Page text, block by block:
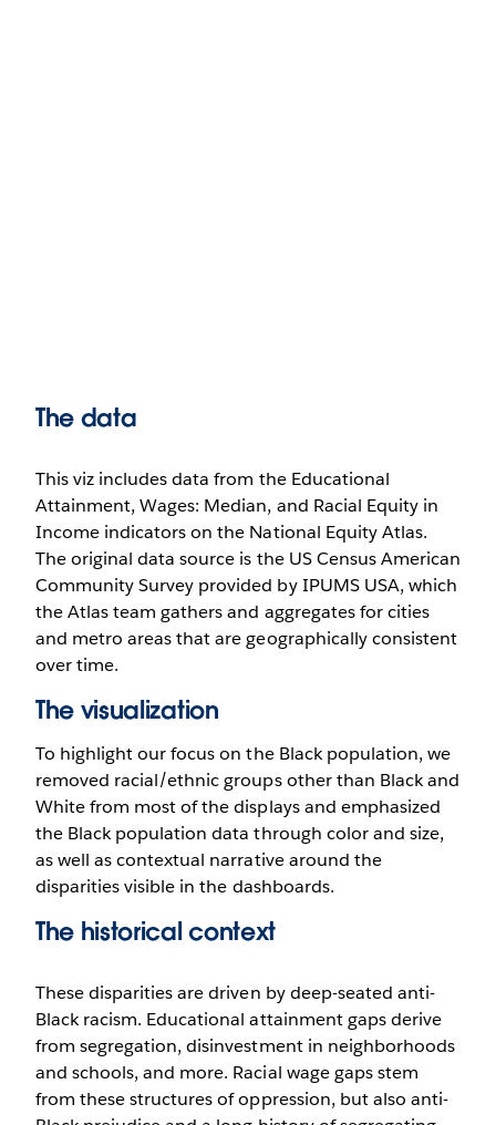
The data
This viz includes data from the Educational
Attainment, Wages: Median, and Racial Equity in
Income indicators on the National Equity Atlas.
The original data source is the US Census American
Community Survey provided by IPUMS USA, which
the Atlas team gathers and aggregates for cities
and metro areas that are geographically consistent
over time.
The visualization
To highlight our focus on the Black population, we
removed racial/ethnic groups other than Black and
White from most of the displays and emphasized
the Black population data through color and size,
as well as contextual narrative around the
disparities visible in the dashboards.
The historical context
These disparities are driven by deep-seated anti-
Black racism. Educational attainment gaps derive
from segregation, disinvestment in neighborhoods
and schools, and more. Racial wage gaps stem
from these structures of oppression, but also anti-